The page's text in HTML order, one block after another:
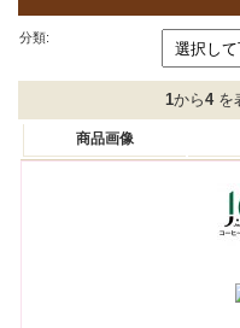
分類:
1から4を
商品画像